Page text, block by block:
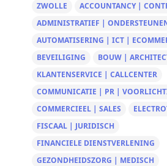
ZWOLLE
ACCOUNTANCY |
ADMINISTRATIEF |
AUTOMATISERING | ICT |
BEVEILIGING
BOUW |
KLANTENSERVICE | CALLCENTER
COMMUNICATIE | PR |
COMMERCIEEL | SALES
FISCAAL | JURIDISCH
FINANCIELE DIENSTVERLENING
GEZONDHEIDSZORG | MEDISCH